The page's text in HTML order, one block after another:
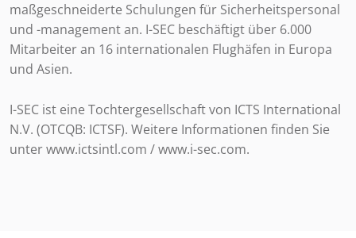
maßgeschneiderte Schulungen für Sicherheitspersonal
und -management an. I-SEC beschäftigt über 6.000
Mitarbeiter an 16 internationalen Flughäfen in Europa
und Asien.
I-SEC ist eine Tochtergesellschaft von ICTS International
N.V. (OTCQB: ICTSF). Weitere Informationen finden Sie
unter www.ictsintl.com / www.i-sec.com.